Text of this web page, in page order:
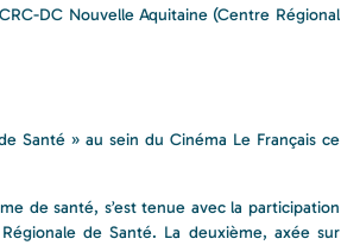
DC Nouvelle Aquitaine (Centre Régional
Santé » au sein du Cinéma Le Français ce
de santé, s’est tenue avec la participation
de Santé. La deuxième, axée sur